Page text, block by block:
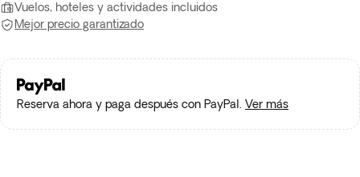
Vuelos, hoteles y actividades incluidos
Mejor precio garantizado
Reserva ahora y paga después con PayPal. Ver más